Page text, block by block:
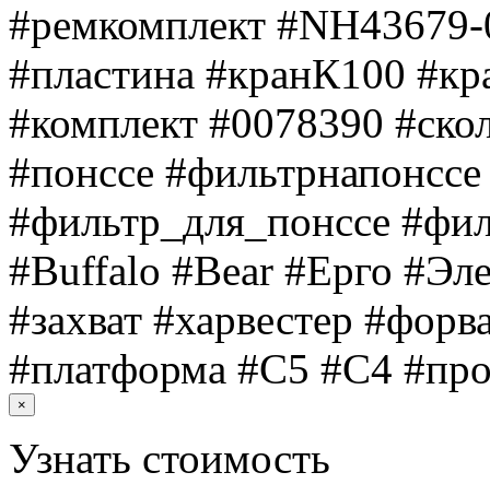
#ремкомплект
#пластина #кранК100
#комплект #0078390
#понссе
#фильтр_для_понссе
#Buffalo #Bear #Ерго
#захват #харвестер
#платформа #C5 #C4
×
Узнать стоимость